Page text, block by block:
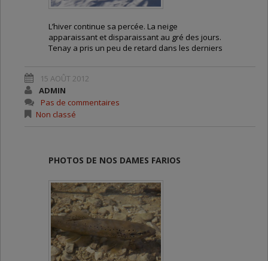
L’hiver continue sa percée. La neige
apparaissant et disparaissant au gré des jours.
Tenay a pris un peu de retard dans les derniers
Du coup, la mise en route de la station est
prévue courant avril. Un peu de patience, donc.
15 AOÛT 2012
ADMIN
Pas de commentaires
Non classé
PHOTOS DE NOS DAMES FARIOS